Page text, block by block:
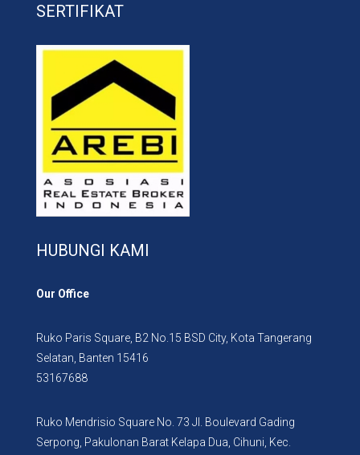
SERTIFIKAT
HUBUNGI KAMI
Our Office
Ruko Paris Square, B2 No.15 BSD City, Kota Tangerang
Selatan, Banten 15416
53167688
Ruko Mendrisio Square No. 73 Jl. Boulevard Gading
Serpong, Pakulonan Barat Kelapa Dua, Cihuni, Kec.